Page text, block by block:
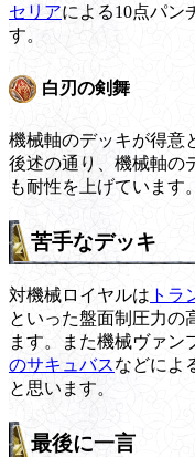
セリアによる10点パン
す。
白刃の剣舞
機械軸のデッキが得意
後述の通り、機械軸の
も耐性を上げています。
苦手なデッキ
対機械ロイヤルは トラ
といった盤面制圧力の
ます。また機械ヴァン
のサキュバスなどによ
と思います。
最後に一言